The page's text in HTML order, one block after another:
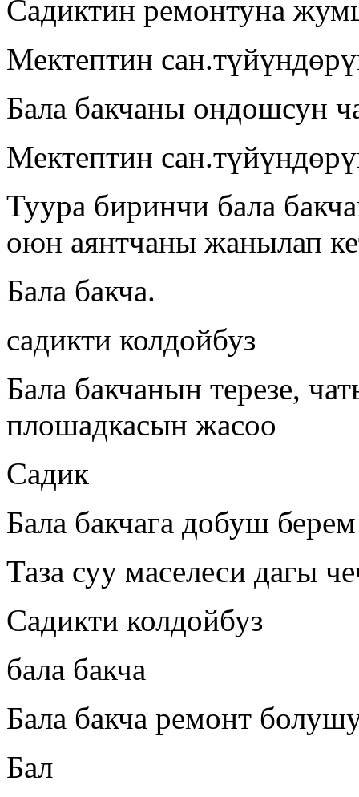
Садиктин ремонтуна
Мектептин
Бала бакчаны ондошсун
Мектептин
Туура биринчи бала
оюн аянтчаны жанылап
Бала бакча.
садикти колдойбуз
Бала бакчанын терезе,
плошадкасын жасоо
Садик
Бала бакчага добуш берем
Таза суу маселеси дагы
Садикти колдойбуз
бала бакча
Бала бакча ремонт
Бал